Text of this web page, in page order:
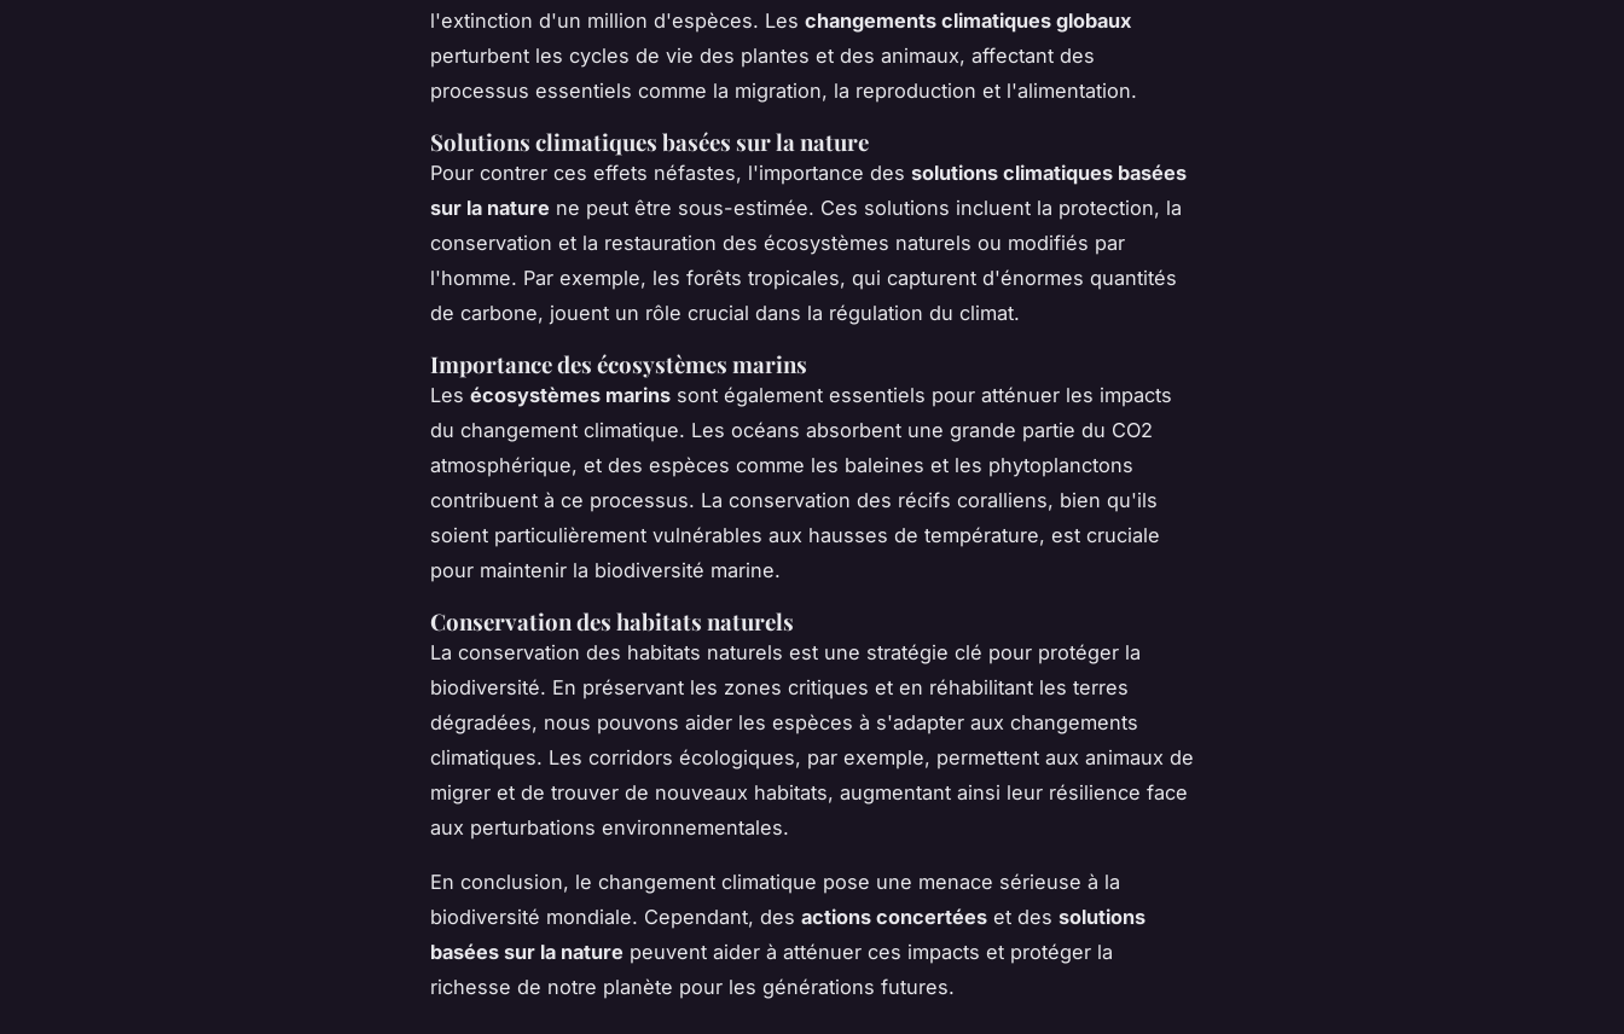
l'extinction d'un million d'espèces. Les changements climatiques globaux
perturbent les cycles de vie des plantes et des animaux, affectant des
processus essentiels comme la migration, la reproduction et l'alimentation.
Solutions climatiques basées sur la nature
Pour contrer ces effets néfastes, l'importance des solutions climatiques basées
sur la nature ne peut être sous-estimée. Ces solutions incluent la protection, la
conservation et la restauration des écosystèmes naturels ou modifiés par
l'homme. Par exemple, les forêts tropicales, qui capturent d'énormes quantités
de carbone, jouent un rôle crucial dans la régulation du climat.
Importance des écosystèmes marins
Les écosystèmes marins sont également essentiels pour atténuer les impacts
du changement climatique. Les océans absorbent une grande partie du CO2
atmosphérique, et des espèces comme les baleines et les phytoplanctons
contribuent à ce processus. La conservation des récifs coralliens, bien qu'ils
soient particulièrement vulnérables aux hausses de température, est cruciale
pour maintenir la biodiversité marine.
Conservation des habitats naturels
La conservation des habitats naturels est une stratégie clé pour protéger la
biodiversité. En préservant les zones critiques et en réhabilitant les terres
dégradées, nous pouvons aider les espèces à s'adapter aux changements
climatiques. Les corridors écologiques, par exemple, permettent aux animaux de
migrer et de trouver de nouveaux habitats, augmentant ainsi leur résilience face
aux perturbations environnementales.
En conclusion, le changement climatique pose une menace sérieuse à la
biodiversité mondiale. Cependant, des actions concertées et des solutions
basées sur la nature peuvent aider à atténuer ces impacts et protéger la
richesse de notre planète pour les générations futures.